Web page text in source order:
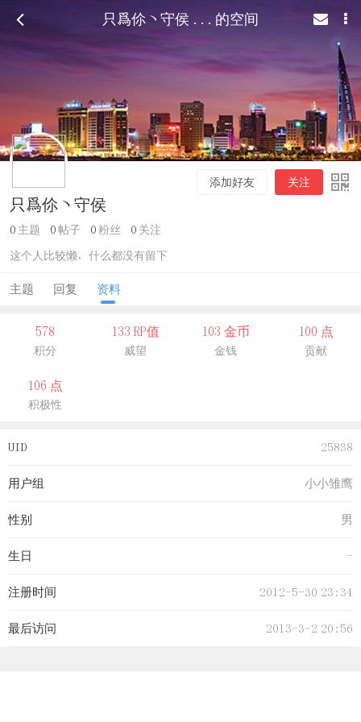
只爲伱ヽ守侯 ...的空间
添加好友 关注
只爲伱ヽ守侯
0 主题 0 帖子 0 粉丝 0 关注
这个人比较懒，什么都没有留下
主题 回复 资料
578
积分
133 RP值
威望
103 金币
金钱
100 点
贡献
106 点
积极性
UID 25838
用户组 小小雏鹰
性别 男
生日 -
注册时间 2012-5-30 23:34
最后访问 2013-3-2 20:56